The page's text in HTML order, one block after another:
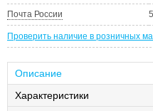
Почта России
Проверить наличие в розничных
Описание
Характеристики